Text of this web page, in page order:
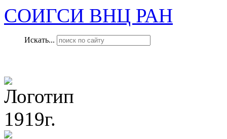
СОИГСИ ВНЦ РАН
Искать...
1919г.